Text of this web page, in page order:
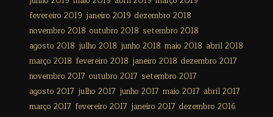
fevereiro 2019 janeiro 2019 dezembro 2018
novembro 2018 outubro 2018 setembro 2018
agosto 2018 julho 2018 junho 2018 maio 2018 abril 2018
março 2018 fevereiro 2018 janeiro 2018 dezembro 2017
novembro 2017 outubro 2017 setembro 2017
agosto 2017 julho 2017 junho 2017 maio 2017 abril 2017
março 2017 fevereiro 2017 janeiro 2017 dezembro 2016